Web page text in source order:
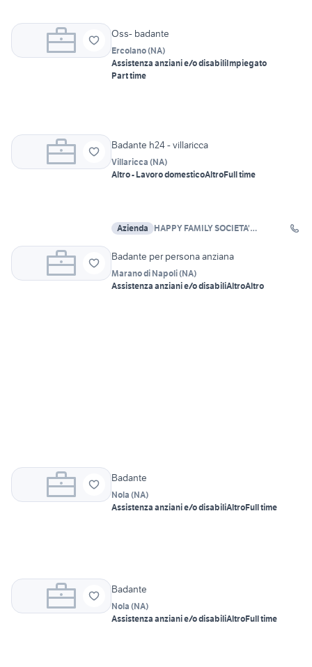
Oss- badante
Ercolano(NA)
Assistenza anziani e/o disabiliImpiegato
Part time
Badante h24 - villaricca
Villaricca (NA)
Altro - Lavoro domesticoAltroFull time
Azienda
HAPPY FAMILY SOCIETA'
Badante per persona anziana
Marano di Napoli(NA)
Assistenza anziani e/o disabiliAltroAltro
Badante
Nola (NA)
Assistenza anziani e/o disabiliAltroFull time
Badante
Nola (NA)
Assistenza anziani e/o disabiliAltroFull time